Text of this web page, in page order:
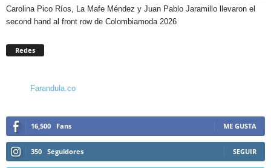
Carolina Pico Ríos, La Mafe Méndez y Juan Pablo Jaramillo llevaron el
second hand al front row de Colombiamoda 2026
Redes
Farandula.co
16,500 Fans ME GUSTA
350 Seguidores SEGUIR